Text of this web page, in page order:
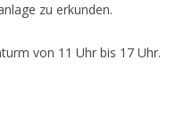
zu erkunden.
von 11 Uhr bis 17 Uhr.